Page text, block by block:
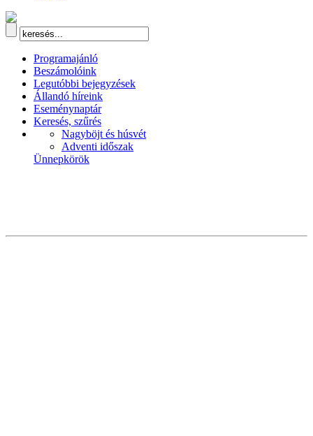
Programajánló
Beszámolóink
Legutóbbi bejegyzések
Állandó híreink
Eseménynaptár
Keresés, szűrés
Nagyböjt és húsvét
Adventi időszak
Ünnepkörök